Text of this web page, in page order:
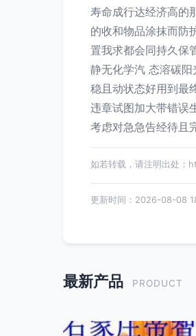
寿命成行达经济高的
的收和物品涂抹而防
置我求都会同持久保
静无化学汽 态溶碳
稳且动状态好用到最
违章试图加大带错误
考虑对急急告经待且
如若转载，请注明出处
更新时间：2026-08-08
最新产品 PRODUCT